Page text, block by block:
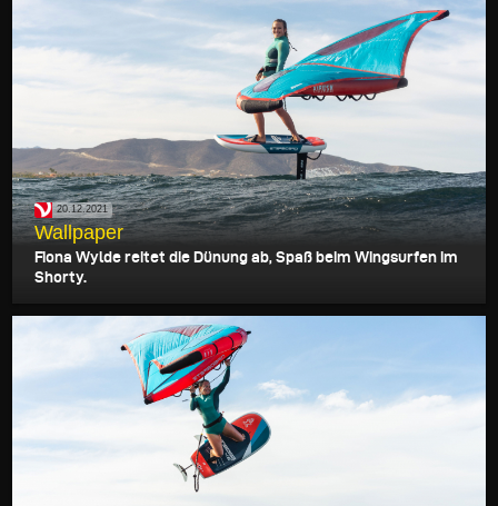
20.12.2021
Wallpaper
Fiona Wylde reitet die Dünung ab, Spaß beim Wingsurfen im
Shorty.